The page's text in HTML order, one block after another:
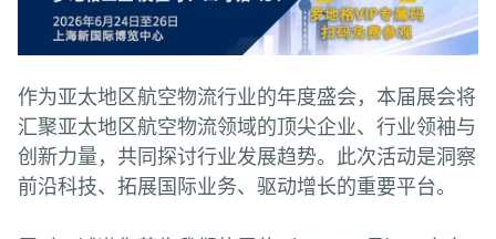
作为亚太地区航空物流行业的年度盛会，本届展会将
汇聚亚太地区航空物流领域的顶尖企业、行业领袖与
创新力量，共同探讨行业发展趋势。此次活动是洞察
前沿科技、拓展国际业务、驱动增长的重要平台。